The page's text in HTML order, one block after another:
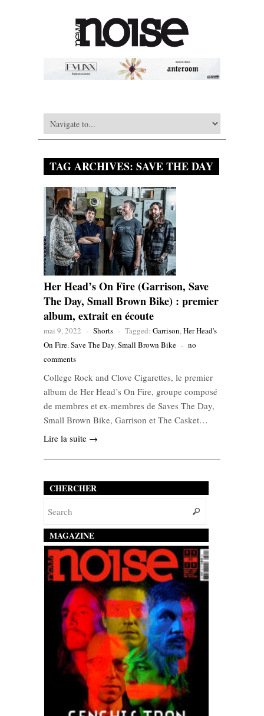
TAG ARCHIVES: SAVE THE DAY
Her Head’s On Fire (Garrison, Save
The Day, Small Brown Bike) : premier
album, extrait en écoute
mai 9, 2022 - Shorts - Tagged: Garrison,Her Head's
On Fire,Save The Day,Small Brown Bike - no
comments
College Rock and Clove Cigarettes, le premier
album de Her Head’s On Fire, groupe composé
de membres et ex-membres de Saves The Day,
Small Brown Bike, Garrison et The Casket…
Lire la suite →
CHERCHER
MAGAZINE